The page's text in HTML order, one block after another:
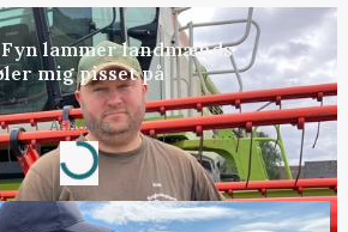
lammer landmænds
mig pisset på
Annonce
Loading...